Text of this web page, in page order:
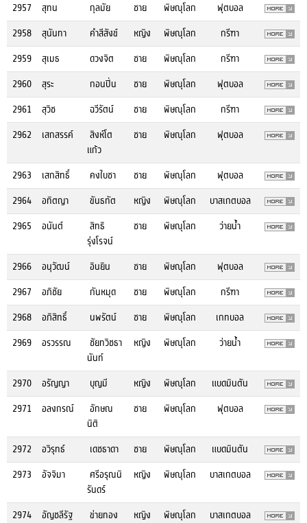
2957 สุทน กุลมัย ชาย พิษณุโลก
ฟุตบอล
2958
สุนันทา คำสีสังข์ หญิง พิษณุโลก
กรีฑา
2959
สุเมธ ดวงจิต ชาย พิษณุโลก
กรีฑา
2960
สุระ กอนปิ่น ชาย พิษณุโลก
ฟุตบอล
2961
สุวิช ฉวีรัตน์ ชาย พิษณุโลก
กรีฑา
2962
เสกสรรค์
สิงห์โต
แก้ว
ชาย พิษณุโลก ฟุตบอล
2963 เสกสิทธิ์ คงใบชา ชาย พิษณุโลก
ฟุตบอล
2964
อทิตญา ขันธทัต หญิง พิษณุโลก
บาสเกตบอล
2965
อนันต์
สิทธิ
รุ่งโรจน์
ชาย พิษณุโลก ว่ายน้ำ
2966 อนุวัฒน์ อินยิน ชาย พิษณุโลก
ฟุตบอล
2967
อภิชัย กันหมุด ชาย พิษณุโลก
กรีฑา
2968
อภิสิทธิ์ นพรัตน์ ชาย พิษณุโลก
เกทบอล
2969
อรวรรณ
ชัยทวิชธา
นันท์
หญิง พิษณุโลก ว่ายน้ำ
2970 อรัญญา บุญมี หญิง พิษณุโลก
แบดมินตัน
2971
อลงกรณ์
อักษณ
นิติ
ชาย พิษณุโลก ฟุตบอล
2972 อวิรุทธ์ เดชธาดา ชาย พิษณุโลก
แบดมินตัน
2973
อัจจิมา
ศรีอรุณนิ
รันดร์
หญิง พิษณุโลก บาสเกตบอล
2974 อัญชลีรัฐ ข่ายทอง หญิง พิษณุโลก
บาสเกตบอล